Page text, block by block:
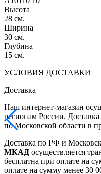
Высота
28 см.
Ширина
30 см.
Глубина
15 см.
УСЛОВИЯ ДОСТАВКИ
Доставка
Наш интернет-магазин
регионам России.
по Московской области в
Доставка по РФ и
МКАД осуществляется
бесплатна при оплате на
оплате на сумму менее 30